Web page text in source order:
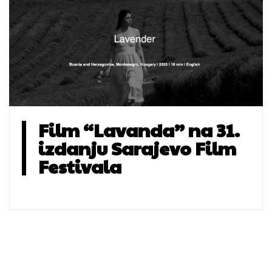
Film “Lavanda” na 31.
izdanju Sarajevo Film
Festivala